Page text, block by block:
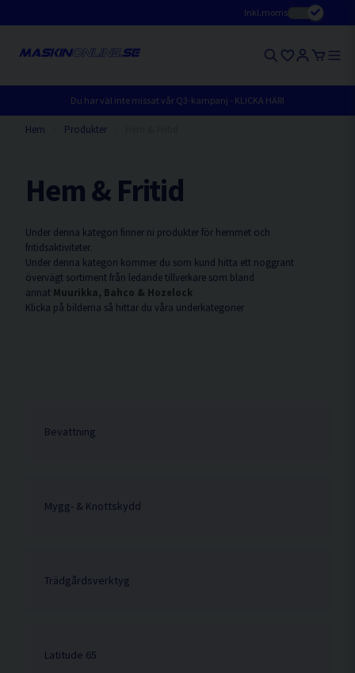
Inkl.moms
Du har väl inte missat vår Q3-kampanj - KLICKA HÄR!
Hem Produkter
Hem & Fritid
Under denna kategori finner ni produkter för hemmet och
fritidsaktiviteter.
Under denna kategori kommer du som kund hitta ett noggrant
övervägt sortiment från ledande tillverkare som bland
annat Muurikka, Bahco & Hozelock
Klicka på bilderna så hittar du våra underkategorier
Bevattning
Mygg- & Knottskydd
Trädgårdsverktyg
Latitude 65